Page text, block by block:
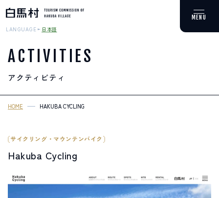
MOUNTAIN & TREKKING
登山・トレッキング
スキー場
HOT SPRING
温泉
LANGUAGE 日本語
ACTIVITIES
アクティビティ
HOME HAKUBA CYCLING
サイクリング・マウンテンバイク
Hakuba Cycling